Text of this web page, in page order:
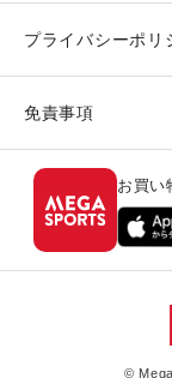
プライバシーポリ
免責事項
お買い
©